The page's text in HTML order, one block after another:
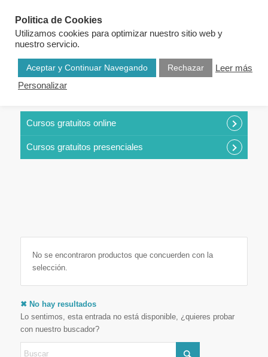
Cursos gratuitos online
Cursos gratuitos presenciales
No se encontraron productos que concuerden con la
selección.
✖ No hay resultados
Lo sentimos, esta entrada no está disponible, ¿quieres probar
con nuestro buscador?
Politica de Cookies
Utilizamos cookies para optimizar nuestro sitio web y
nuestro servicio.
Aceptar y Continuar Navegando Rechazar
Leer más
Personalizar